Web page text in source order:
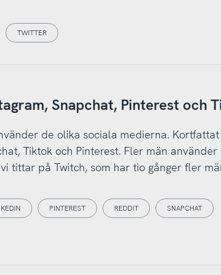
TWITTER
Snapchat, Pinterest och
de olika sociala medierna.
Tiktok och Pinterest. Fler män använder
tittar på Twitch, som har tio gånger fler
PINTEREST REDDIT SNAPCHAT